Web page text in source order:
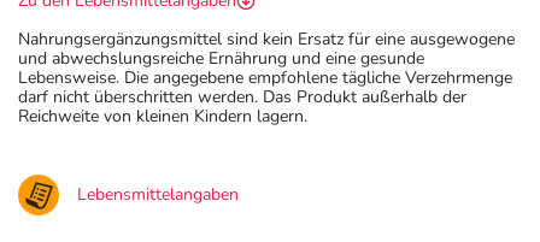
Nahrungsergänzungsmittel sind kein Ersatz für eine ausgewogene
und abwechslungsreiche Ernährung und eine gesunde
Lebensweise. Die angegebene empfohlene tägliche Verzehrmenge
darf nicht überschritten werden. Das Produkt außerhalb der
Reichweite von kleinen Kindern lagern.
Lebensmittelangaben